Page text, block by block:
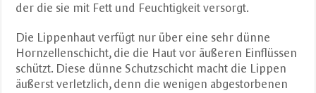
der die sie mit Fett und Feuchtigkeit versorgt.
Die Lippenhaut verfügt nur über eine sehr dünne
Hornzellenschicht, die die Haut vor äußeren Einflüssen
schützt. Diese dünne Schutzschicht macht die Lippen
äußerst verletzlich, denn die wenigen abgestorbenen